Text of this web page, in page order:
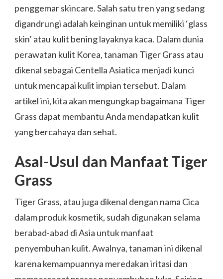
penggemar skincare. Salah satu tren yang sedang
digandrungi adalah keinginan untuk memiliki ‘glass
skin’ atau kulit bening layaknya kaca. Dalam dunia
perawatan kulit Korea, tanaman Tiger Grass atau
dikenal sebagai Centella Asiatica menjadi kunci
untuk mencapai kulit impian tersebut. Dalam
artikel ini, kita akan mengungkap bagaimana Tiger
Grass dapat membantu Anda mendapatkan kulit
yang bercahaya dan sehat.
Asal-Usul dan Manfaat Tiger
Grass
Tiger Grass, atau juga dikenal dengan nama Cica
dalam produk kosmetik, sudah digunakan selama
berabad-abad di Asia untuk manfaat
penyembuhan kulit. Awalnya, tanaman ini dikenal
karena kemampuannya meredakan iritasi dan